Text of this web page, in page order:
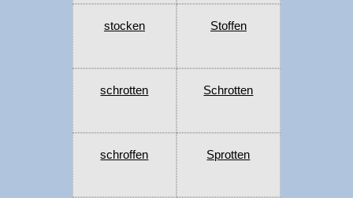
stocken Stoffen
schrotten Schrotten
schroffen Sprotten